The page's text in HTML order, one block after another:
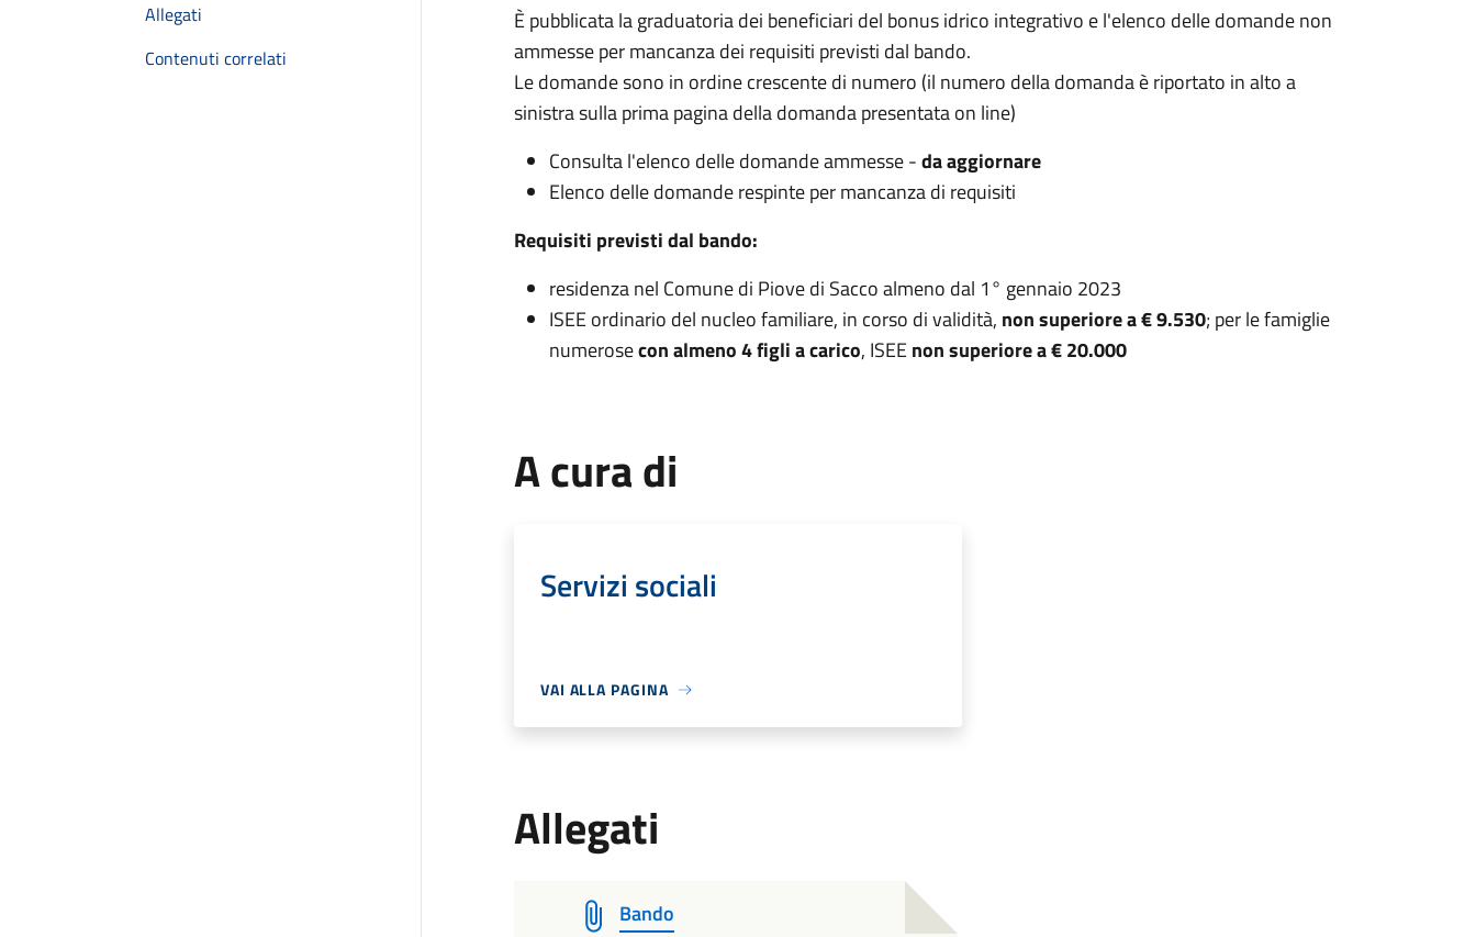
Allegati
Contenuti correlati
È pubblicata la graduatoria dei beneficiari del bonus idrico integrativo e l'elenco delle domande non
ammesse per mancanza dei requisiti previsti dal bando.
Le domande sono in ordine crescente di numero (il numero della domanda è riportato in alto a
sinistra sulla prima pagina della domanda presentata on line)
Consulta l'elenco delle domande ammesse -da aggiornare
Elenco delle domande respinte per mancanza di requisiti
Requisiti previsti dal bando:
residenza nel Comune di Piove di Sacco almeno dal 1° gennaio 2023
ISEE ordinario del nucleo familiare, in corso di validità, non superiore a € 9.530; per le famiglie
numerosecon almeno 4 figli a carico, ISEEnon superiore a € 20.000
A cura di
Servizi sociali
VAI ALLA PAGINA
Allegati
Bando